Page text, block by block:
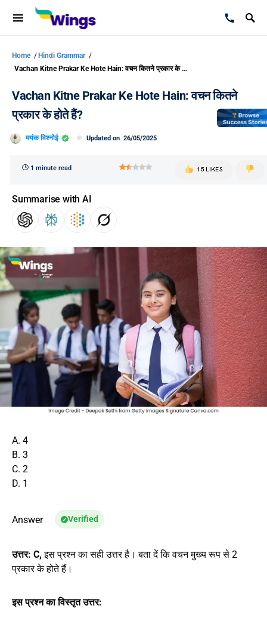
Home / Hindi Grammar /
Vachan Kitne Prakar Ke Hote Hain: वचन कितने प्रकार के होते हैं?
Vachan Kitne Prakar Ke Hote Hain: वचन कितने
प्रकार के होते हैं?
मयंक विश्नोई Updated on 26/05/2025
1 minute read 15 LIKES
Summarise with AI
A. 4
B. 3
C. 2
D. 1
Answer Verified
उत्तर: C, इस प्रश्न का सही उत्तर है। बता दें कि वचन मुख्य रूप से 2
प्रकार के होते हैं।
इस प्रश्न का विस्तृत उत्तर: